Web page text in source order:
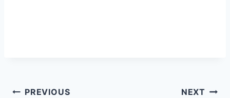
PREVIOUS NEXT